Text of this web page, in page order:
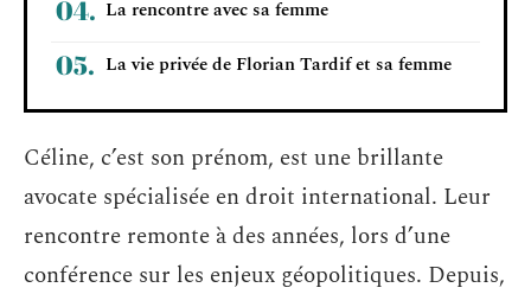
La rencontre avec sa femme
La vie privée de Florian Tardif et sa femme
Céline, c’est son prénom, est une brillante
avocate spécialisée en droit international. Leur
rencontre remonte à des années, lors d’une
conférence sur les enjeux géopolitiques. Depuis,